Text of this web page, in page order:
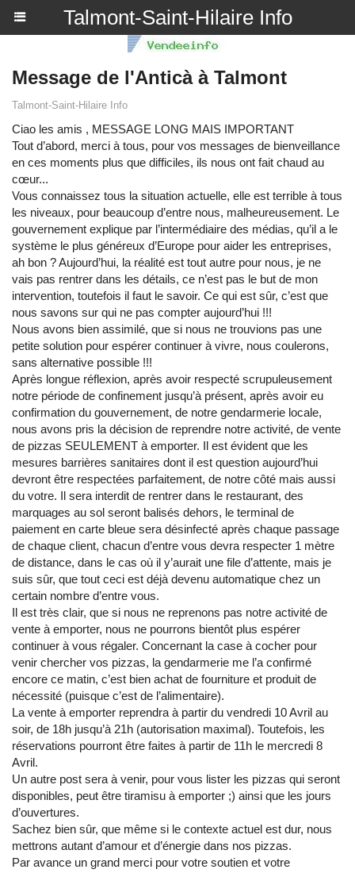
Talmont-Saint-Hilaire Info
Message de l'Anticà à Talmont
Talmont-Saint-Hilaire Info
Ciao les amis , MESSAGE LONG MAIS IMPORTANT
Tout d’abord, merci à tous, pour vos messages de bienveillance
en ces moments plus que difficiles, ils nous ont fait chaud au
cœur...
Vous connaissez tous la situation actuelle, elle est terrible à tous
les niveaux, pour beaucoup d’entre nous, malheureusement. Le
gouvernement explique par l’intermédiaire des médias, qu’il a le
système le plus généreux d’Europe pour aider les entreprises,
ah bon ? Aujourd’hui, la réalité est tout autre pour nous, je ne
vais pas rentrer dans les détails, ce n’est pas le but de mon
intervention, toutefois il faut le savoir. Ce qui est sûr, c’est que
nous savons sur qui ne pas compter aujourd’hui !!!
Nous avons bien assimilé, que si nous ne trouvions pas une
petite solution pour espérer continuer à vivre, nous coulerons,
sans alternative possible !!!
Après longue réflexion, après avoir respecté scrupuleusement
notre période de confinement jusqu’à présent, après avoir eu
confirmation du gouvernement, de notre gendarmerie locale,
nous avons pris la décision de reprendre notre activité, de vente
de pizzas SEULEMENT à emporter. Il est évident que les
mesures barrières sanitaires dont il est question aujourd’hui
devront être respectées parfaitement, de notre côté mais aussi
du votre. Il sera interdit de rentrer dans le restaurant, des
marquages au sol seront balisés dehors, le terminal de
paiement en carte bleue sera désinfecté après chaque passage
de chaque client, chacun d’entre vous devra respecter 1 mètre
de distance, dans le cas où il y’aurait une file d’attente, mais je
suis sûr, que tout ceci est déjà devenu automatique chez un
certain nombre d’entre vous.
Il est très clair, que si nous ne reprenons pas notre activité de
vente à emporter, nous ne pourrons bientôt plus espérer
continuer à vous régaler. Concernant la case à cocher pour
venir chercher vos pizzas, la gendarmerie me l’a confirmé
encore ce matin, c’est bien achat de fourniture et produit de
nécessité (puisque c’est de l’alimentaire).
La vente à emporter reprendra à partir du vendredi 10 Avril au
soir, de 18h jusqu’à 21h (autorisation maximal). Toutefois, les
réservations pourront être faites à partir de 11h le mercredi 8
Avril.
Un autre post sera à venir, pour vous lister les pizzas qui seront
disponibles, peut être tiramisu à emporter ;) ainsi que les jours
d’ouvertures.
Sachez bien sûr, que même si le contexte actuel est dur, nous
mettrons autant d’amour et d’énergie dans nos pizzas.
Par avance un grand merci pour votre soutien et votre